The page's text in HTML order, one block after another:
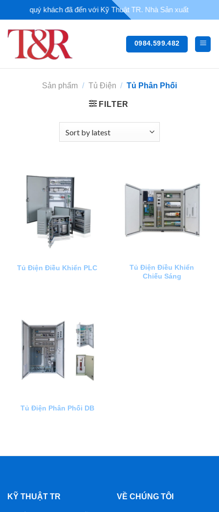
đến
nội
mừng quý khách đã đến với Kỹ Thuật TR. Nhà Sản xuất - Thi
0984.599.482
Sản phẩm / Tủ Điện / Tủ Phân Phối
FILTER
Tủ Điện Điều Khiển PLC
Tủ Điện Điều Khiển
Chiếu Sáng
Tủ Điện Phân Phối DB
KỸ THUẬT TR VỀ CHÚNG TÔI